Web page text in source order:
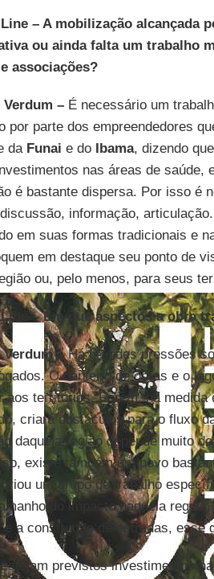
–A mobilização alcançada
ou ainda falta um trabalho
associações?
–É necessário um
por parte dos empreendedores
da Funai e do Ibama, dizendo
nas áreas de saúde,
é bastante dispersa. Por isso é
informação,
em suas formas tradicionais e
em destaque seu ponto de
ou, pelo menos, para seus
Line–Em que aspectos a obra
Verdum–Há grandes pressões
O canteiro de obras e o
aos territórios. Porém, na
criará obstáculos para o fluxo
daquela região depende muito
existe também um povo
um grupo de trabalho
do impacto naquela
e a construção de estradas, esse
estejam previstos investimentos